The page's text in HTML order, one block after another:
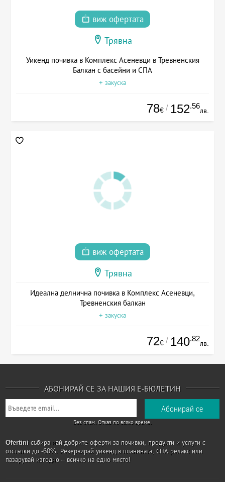
виж офертата
Трявна
Уикенд почивка в Комплекс Асеневци в Тревненския
Балкан с басейни и СПА
+ закуска
78€ / 152.56
лв.
виж офертата
Трявна
Идеална делнична почивка в Комплекс Асеневци,
Тревненския балкан
+ закуска
72€ / 140.82
лв.
АБОНИРАЙ СЕ ЗА НАШИЯ Е-БЮЛЕТИН
Без спам. Отказ по всяко време.
Ofertini събира най-добрите оферти за почивки, продукти и услуги с
отстъпки до -60%. Резервирай уикенд в планината, СПА релакс или
пазарувай изгодно – всичко на едно място!